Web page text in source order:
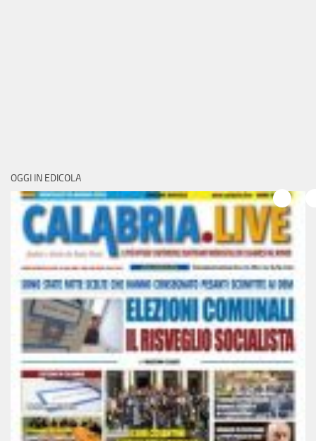
OGGI IN EDICOLA